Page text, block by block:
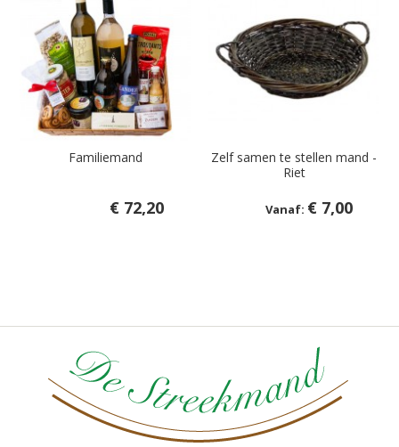
Familiemand
€ 72,20
Zelf samen te stellen mand -
Riet
€ 7,00